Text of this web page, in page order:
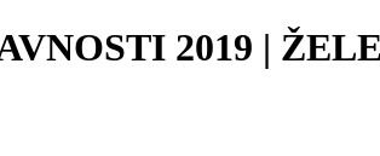
2019 |